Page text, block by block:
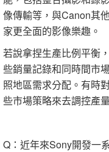
像傳輸等，與Canon其
家更全面的影像樂趣。
若說拿捏生產比例平衡
些銷量記錄和同時間市
照地區需求分配。有時
些市場策略來去調控產
Q：近年來Sony開發一